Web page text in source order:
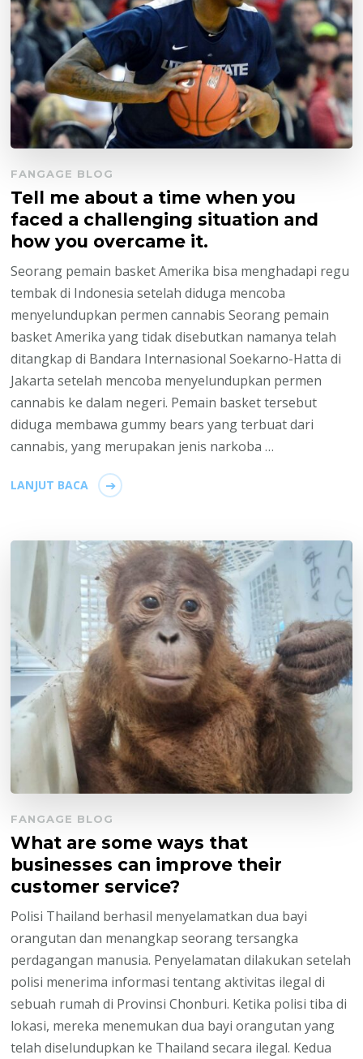
FANGAGE BLOG
Tell me about a time when you
faced a challenging situation and
how you overcame it.
Seorang pemain basket Amerika bisa menghadapi regu
tembak di Indonesia setelah diduga mencoba
menyelundupkan permen cannabis Seorang pemain
basket Amerika yang tidak disebutkan namanya telah
ditangkap di Bandara Internasional Soekarno-Hatta di
Jakarta setelah mencoba menyelundupkan permen
cannabis ke dalam negeri. Pemain basket tersebut
diduga membawa gummy bears yang terbuat dari
cannabis, yang merupakan jenis narkoba …
LANJUT BACA
FANGAGE BLOG
What are some ways that
businesses can improve their
customer service?
Polisi Thailand berhasil menyelamatkan dua bayi
orangutan dan menangkap seorang tersangka
perdagangan manusia. Penyelamatan dilakukan setelah
polisi menerima informasi tentang aktivitas ilegal di
sebuah rumah di Provinsi Chonburi. Ketika polisi tiba di
lokasi, mereka menemukan dua bayi orangutan yang
telah diselundupkan ke Thailand secara ilegal. Kedua